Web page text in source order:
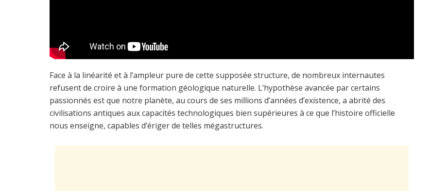
Face à la linéarité et à l’ampleur pure de cette supposée structure, de nombreux internautes
refusent de croire à une formation géologique naturelle. L’hypothèse avancée par certains
passionnés est que notre planète, au cours de ses millions d’années d’existence, a abrité des
civilisations antiques aux capacités technologiques bien supérieures à ce que l’histoire officielle
nous enseigne, capables d’ériger de telles mégastructures.